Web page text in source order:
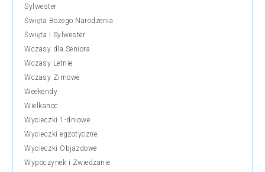
Sylwester
Święta Bożego Narodzenia
Święta i Sylwester
Wczasy dla Seniora
Wczasy Letnie
Wczasy Zimowe
Weekendy
Wielkanoc
Wycieczki 1-dniowe
Wycieczki egzotyczne
Wycieczki Objazdowe
Wypoczynek i Zwiedzanie